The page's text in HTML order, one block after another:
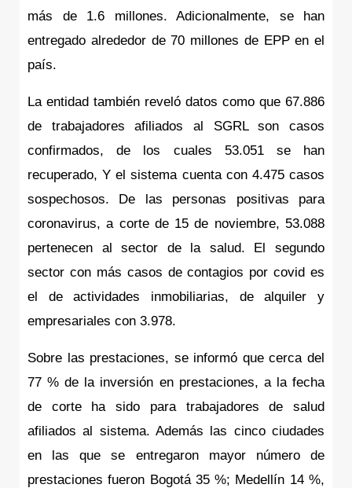
más de 1.6 millones. Adicionalmente, se han
entregado alrededor de 70 millones de EPP en el
país.
La entidad también reveló datos como que 67.886
de trabajadores afiliados al SGRL son casos
confirmados, de los cuales 53.051 se han
recuperado, Y el sistema cuenta con 4.475 casos
sospechosos. De las personas positivas para
coronavirus, a corte de 15 de noviembre, 53.088
pertenecen al sector de la salud. El segundo
sector con más casos de contagios por covid es
el de actividades inmobiliarias, de alquiler y
empresariales con 3.978.
Sobre las prestaciones, se informó que cerca del
77 % de la inversión en prestaciones, a la fecha
de corte ha sido para trabajadores de salud
afiliados al sistema. Además las cinco ciudades
en las que se entregaron mayor número de
prestaciones fueron Bogotá 35 %; Medellín 14 %,